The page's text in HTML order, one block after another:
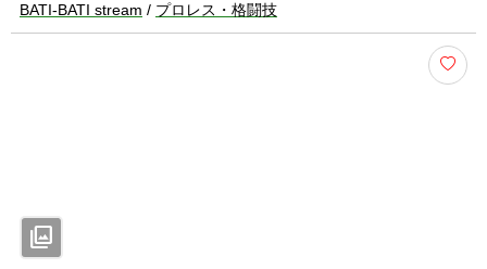
BATI-BATI stream / プロレス・格闘技
photo_library